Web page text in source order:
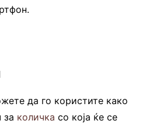
да го користите како
за количка со која ќе се